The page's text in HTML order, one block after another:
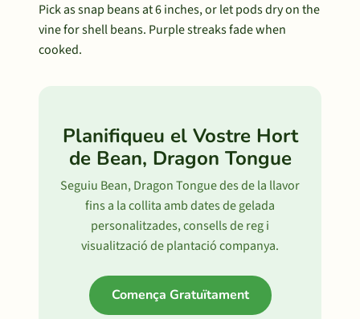
Pick as snap beans at 6 inches, or let pods dry on the
vine for shell beans. Purple streaks fade when
cooked.
Planifiqueu el Vostre Hort
de Bean, Dragon Tongue
Seguiu Bean, Dragon Tongue des de la llavor
fins a la collita amb dates de gelada
personalitzades, consells de reg i
visualització de plantació companya.
Comença Gratuïtament